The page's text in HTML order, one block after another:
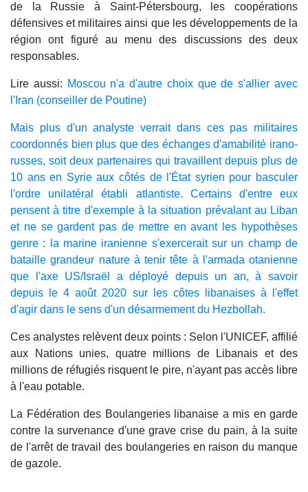
de la Russie à Saint-Pétersbourg, les coopérations
défensives et militaires ainsi que les développements de la
région ont figuré au menu des discussions des deux
responsables.
Lire aussi: Moscou n'a d'autre choix que de s'allier avec
l'Iran (conseiller de Poutine)
Mais plus d'un analyste verrait dans ces pas militaires
coordonnés bien plus que des échanges d'amabilité irano-
russes, soit deux partenaires qui travaillent depuis plus de
10 ans en Syrie aux côtés de l'État syrien pour basculer
l'ordre unilatéral établi atlantiste. Certains d'entre eux
pensent à titre d'exemple à la situation prévalant au Liban
et ne se gardent pas de mettre en avant les hypothèses
genre : la marine iranienne s'exercerait sur un champ de
bataille grandeur nature à tenir tête à l'armada otanienne
que l'axe US/Israël a déployé depuis un an, à savoir
depuis le 4 août 2020 sur les côtes libanaises à l'effet
d'agir dans le sens d'un désarmement du Hezbollah.
Ces analystes relèvent deux points : Selon l'UNICEF, affilié
aux Nations unies, quatre millions de Libanais et des
millions de réfugiés risquent le pire, n'ayant pas accès libre
à l'eau potable.
La Fédération des Boulangeries libanaise a mis en garde
contre la survenance d'une grave crise du pain, à la suite
de l'arrêt de travail des boulangeries en raison du manque
de gazole.